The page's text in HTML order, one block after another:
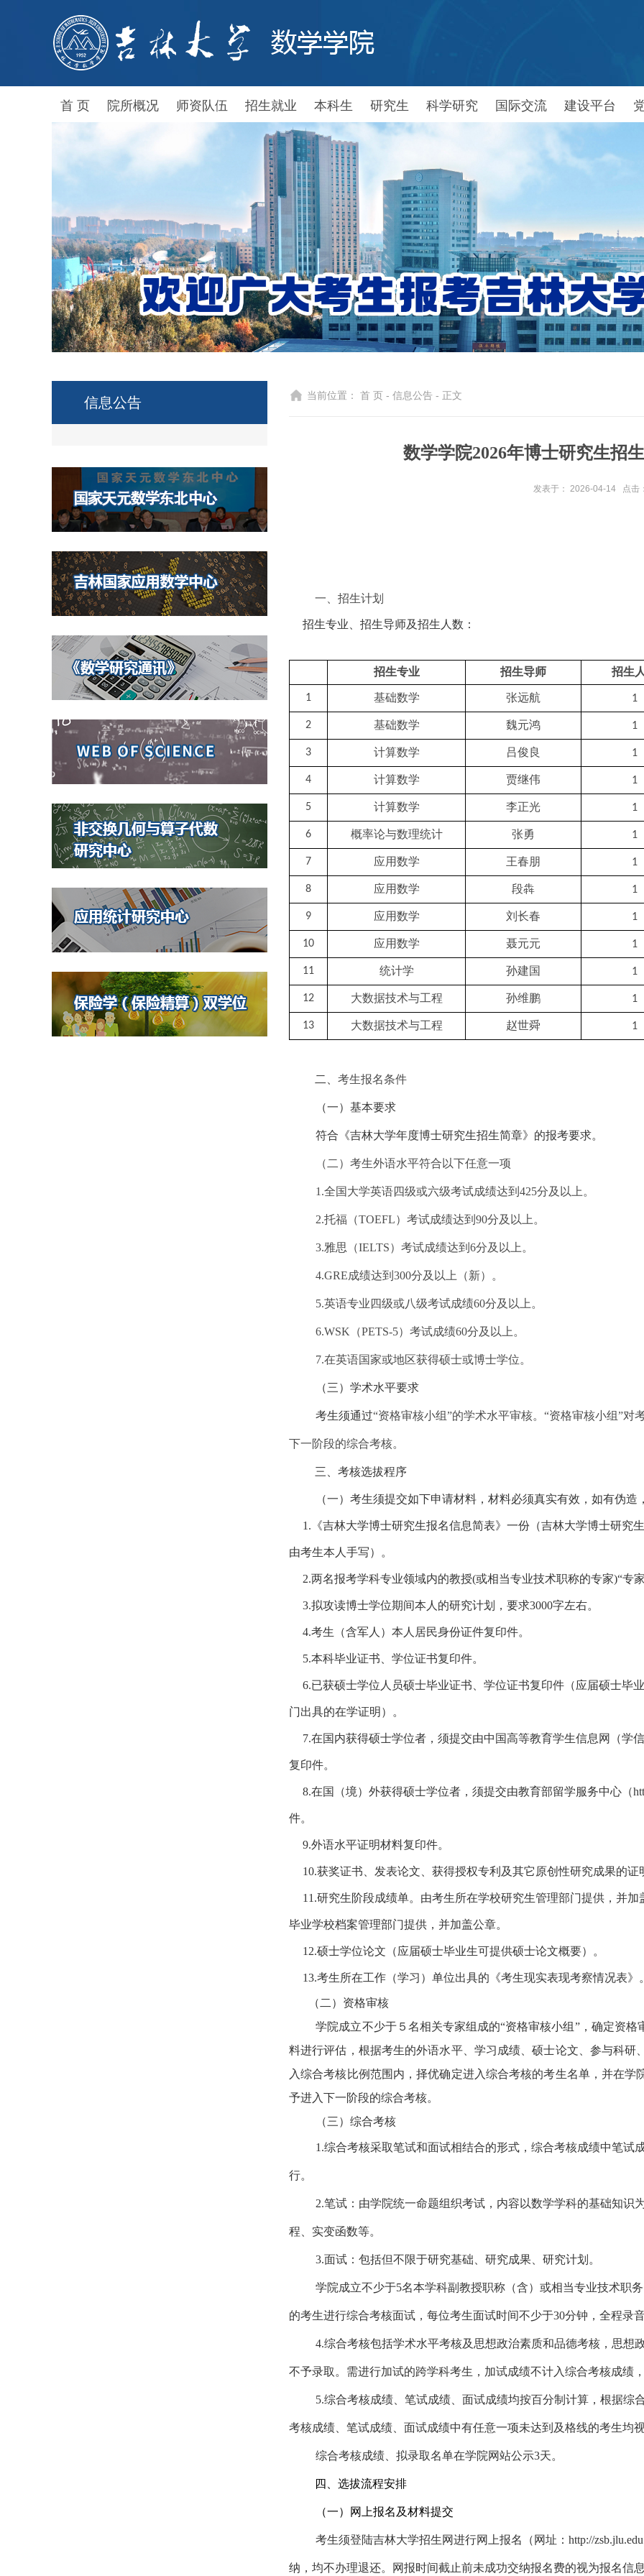
首 页 院所概况 师资队伍 招生就业 本科生 研究生 科学研究 国际交流 建设平台
信息公告 当前位置： 首 页 - 信息公告 - 正文
数学学院2026年博士研究生招
发表于： 2026-04-14 点击
一、招生计划
招生专业、招生导师及招生人数：
招生专业 招生导师 招生
1 基础数学 张远航 1
2 基础数学 魏元鸿 1
3 计算数学 吕俊良 1
4 计算数学 贾继伟 1
5 计算数学 李正光 1
6 概率论与数理统计 张勇 1
7 应用数学 王春朋 1
8 应用数学 段犇 1
9 应用数学 刘长春 1
10 应用数学 聂元元 1
11 统计学 孙建国 1
12 大数据技术与工程 孙维鹏 1
13 大数据技术与工程 赵世舜 1
二、 考生报名条件
（一）基本要求
符合《吉林大学年度博士研究生招生简章》的报考要求。
（二）考生外语水平符合以下任意一项
1.全国大学英语四级或六级考试成绩达到425分及以上。
2.托福（TOEFL）考试成绩达到90分及以上。
3.雅思（IELTS）考试成绩达到6分及以上。
4.GRE成绩达到300分及以上（新）。
5.英语专业四级或八级考试成绩60分及以上。
6.WSK （PETS-5）考试成绩60分及以上。
7.在英语国家或地区获得硕士或博士学位。
（三）学术水平要求
考生须通过“资格审核小组”的学术水平审核。“资格审核小组”
下一阶段的综合考核。
三、考核选拔程序
（一）考生须提交如下申请材料，材料必须真实有效，如有伪
1. 《吉林大学博士研究生报名信息简表》一份（吉林大学博士研究
由考生本人手写）。
2.两名报考学科专业领域内的教授(或相当专业技术职称的专家)“专
3.拟攻读博士学位期间本人的研究计划，要求3000字左右。
4.考生（含军人）本人居民身份证件复印件。
5.本科毕业证书、学位证书复印件。
6.已获硕士学位人员硕士毕业证书、学位证书复印件（应届硕士毕
门出具的在学证明）。
7.在国内获得硕士学位者，须提交由中国高等教育学生信息网（学
复印件。
8.在国（境）外获得硕士学位者，须提交由教育部留学服务中心（
件。
9.外语水平证明材料复印件。
10.获奖证书、发表论文、获得授权专利及其它原创性研究成果的证
11.研究生阶段成绩单。由考生所在学校研究生管理部门提供，并
毕业学校档案管理部门提供，并加盖公章。
12.硕士学位论文（应届硕士毕业生可提供硕士论文概要）。
13.考生所在工作（学习）单位出具的《考生现实表现考察情况表》
（二）资格审核
学院成立不少于５名相关专家组成的“资格审核小组”，确定资
料进行评估，根据考生的外语水平、学习成绩、硕士论文、参与科
入综合考核比例范围内，择优确定进入综合考核的考生名单，并在学
予进入下一阶段的综合考核。
（三）综合考核
1.综合考核采取笔试和面试相结合的形式，综合考核成绩中笔试
行。
2.笔试：由学院统一命题组织考试，内容以数学学科的基础知识
程、实变函数等。
3.面试：包括但不限于研究基础、研究成果、研究计划。
学院成立不少于5名本学科副教授职称（含）或相当专业技术职
的考生进行综合考核面试，每位考生面试时间不少于30分钟，全程录
4.综合考核包括学术水平考核及思想政治素质和品德考核，思想
不予录取。需进行加试的跨学科考生，加试成绩不计入综合考核成绩
5.综合考核成绩、笔试成绩、面试成绩均按百分制计算，根据综
考核成绩、笔试成绩、面试成绩中有任意一项未达到及格线的考生均
综合考核成绩、拟录取名单在学院网站公示3天。
四、选拔流程安排
（一）网上报名及材料提交
考生须登陆吉林大学招生网进行网上报名（网址：http://
纳，均不办理退还。网报时间截止前未成功交纳报名费的视为报名信